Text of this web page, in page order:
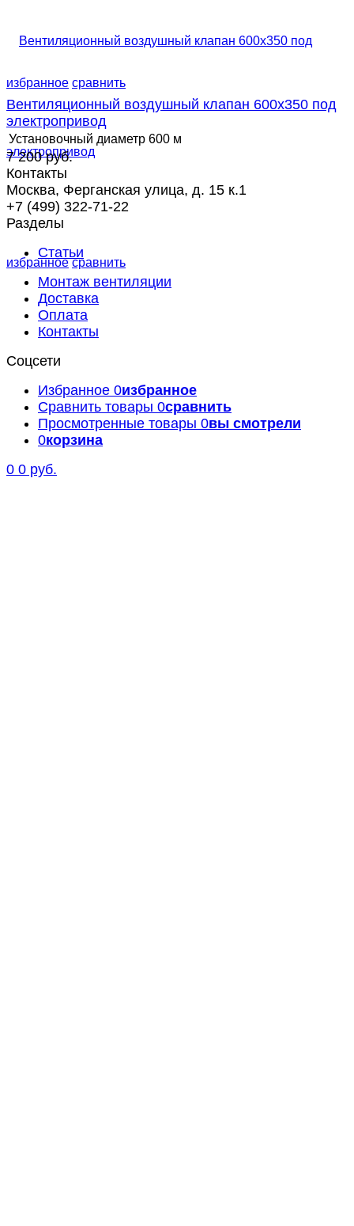
избранное сравнить
избранное сравнить
Вентиляционный воздушный клапан 600х350 под
электропривод
Установочный диаметр 600 м
7 200 руб.
Контакты
Москва, Ферганская улица, д. 15 к.1
+7 (499) 322-71-22
Разделы
Статьи
Монтаж вентиляции
Доставка
Оплата
Контакты
Соцсети
Избранное 0избранное
Сравнить товары 0сравнить
Просмотренные товары 0вы смотрели
0корзина
0 0 руб.